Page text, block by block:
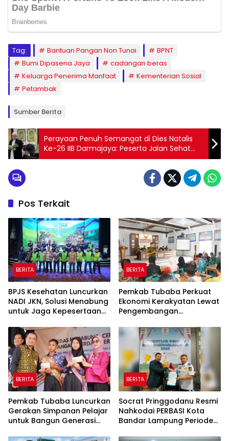
Tag: Bantuan Pangan Non Tunai
BPNT
Bumi Dipasena Jaya
cadangan beras
Keluarga Penerima Manfaat
Kementerian Sosial
Petambak
Sumber Berita
Perayaan Penuh Semangat di Dies Natalis
Ke-26 IIB Darmajaya: Peserta Jalan Sehat
dan Khitanan Massal Melampaui Target
Pos Terkait
BERITA
BPJS Kesehatan Luncurkan
NADI JKN, Solusi Menabung
untuk Jaga Kepesertaan
BERITA
Pemkab Tubaba Perkuat
Ekonomi Kerakyatan Lewat
Pengembangan
Penyaluran KUR
BERITA
Pemkab Tubaba Luncurkan
Gerakan Simpanan Pelajar
untuk Bangun Generasi
BERITA
Socrat Pringgodanu Resmi
Nahkodai PERBASI Kota
Bandar Lampung Periode